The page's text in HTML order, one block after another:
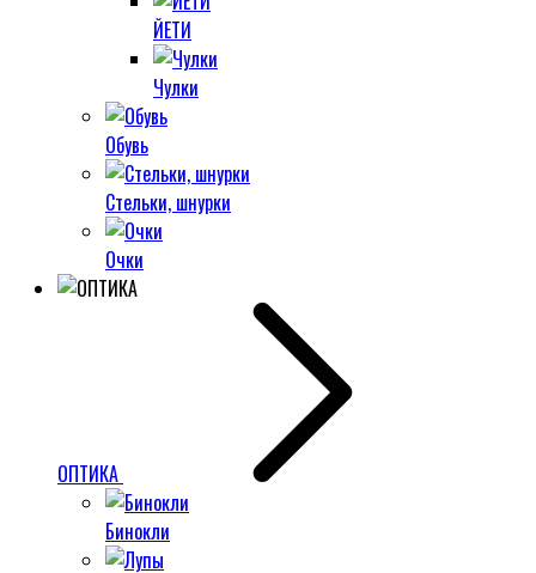
ЙЕТИ
Чулки
Обувь
Стельки, шнурки
Очки
ОПТИКА
Бинокли